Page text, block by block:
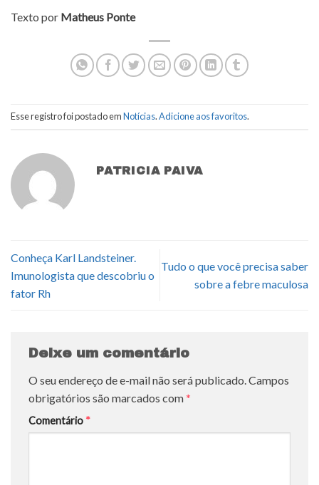
Texto por Matheus Ponte
Esse registro foi postado emNotícias.Adicione aos favoritos.
PATRICIA PAIVA
Conheça Karl Landsteiner.
Imunologista que descobriu o
fator Rh
Tudo o que você precisa saber
sobre a febre maculosa
Deixe um comentário
O seu endereço de e-mail não será publicado. Campos
obrigatórios são marcados com*
Comentário *